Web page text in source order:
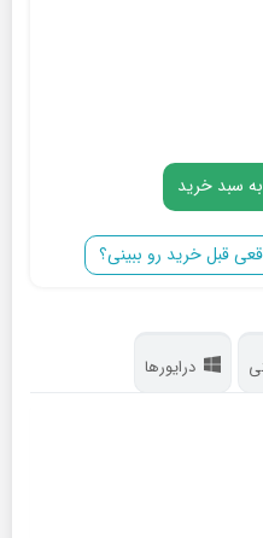
سبد خرید
قبل خرید رو ببینی؟
درایورها